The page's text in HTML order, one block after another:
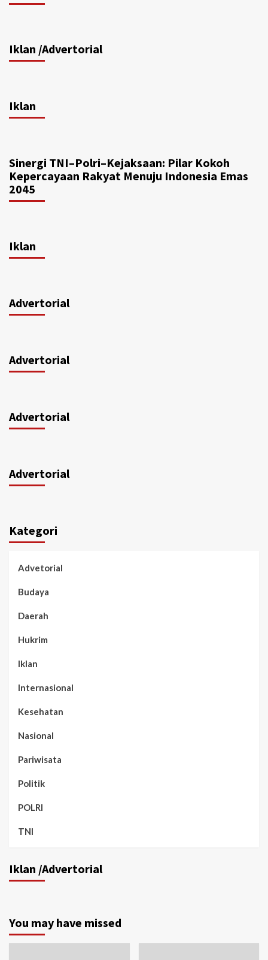
Iklan /Advertorial
Iklan
Sinergi TNI–Polri–Kejaksaan: Pilar Kokoh
Kepercayaan Rakyat Menuju Indonesia Emas
2045
Iklan
Advertorial
Advertorial
Advertorial
Advertorial
Kategori
Advetorial
Budaya
Daerah
Hukrim
Iklan
Internasional
Kesehatan
Nasional
Pariwisata
Politik
POLRI
TNI
Iklan /Advertorial
You may have missed